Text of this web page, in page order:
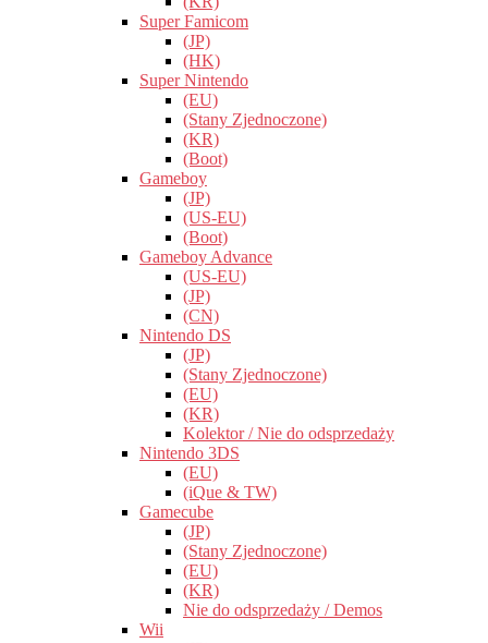
Super Famicom
(JP)
(HK)
Super Nintendo
(EU)
(Stany Zjednoczone)
(KR)
(Boot)
Gameboy
(JP)
(US-EU)
(Boot)
Gameboy Advance
(US-EU)
(JP)
(CN)
Nintendo DS
(JP)
(Stany Zjednoczone)
(EU)
(KR)
Kolektor / Nie do odsprzedaży
Nintendo 3DS
(EU)
(iQue & TW)
Gamecube
(JP)
(Stany Zjednoczone)
(EU)
(KR)
Nie do odsprzedaży / Demos
Wii